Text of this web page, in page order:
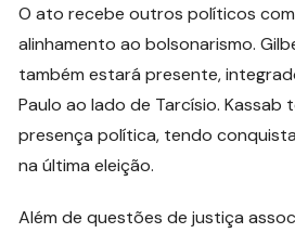
O ato recebe outros políticos
alinhamento ao bolsonarismo.
também estará presente,
Paulo ao lado de Tarcísio. Kassab
presença política, tendo
na última eleição.
Além de questões de justiça